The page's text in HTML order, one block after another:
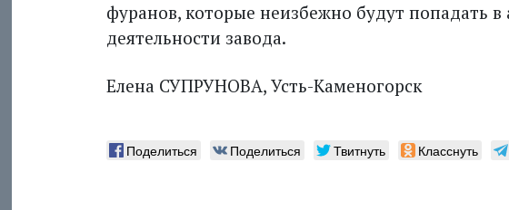
фуранов, которые неизбежно будут попадать в
деятельности завода.
Елена СУПРУНОВА, Усть-Каменогорск
Поделиться Поделиться Твитнуть Класснуть